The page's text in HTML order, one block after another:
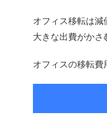
オフィス移転は
大きな出費がかさ
オフィスの移転費